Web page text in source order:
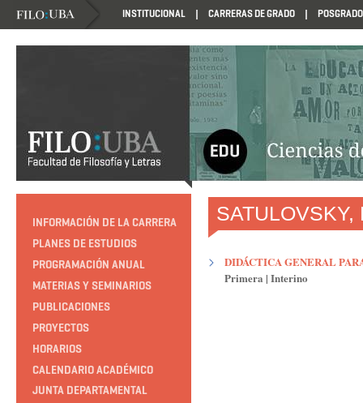
INSTITUCIONAL CARRERAS DE GRADO POSGRADO
HTTP://EDUCACION.FILO.UBA.AR/PROGRAMACION1985
INFORMACIÓN DE LA CARRERA
PLANES DE ESTUDIOS
PROGRAMACIÓN ANUAL
MATERIAS Y SEMINARIOS
PUBLICACIONES
PROYECTOS
HORARIOS
CALENDARIO ACADÉMICO
JUNTA DEPARTAMENTAL
SATULOVSKY,
DIDÁCTICA GENERAL
Primera | Interino